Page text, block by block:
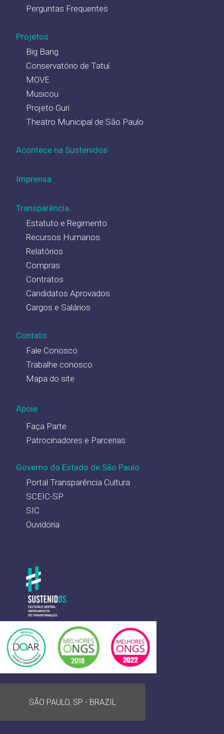
Perguntas Frequentes
Projetos
Big Bang
Conservatório de Tatuí
MOVE
Musicou
Projeto Guri
Theatro Municipal de São Paulo
Acontece na Sustenidos
Imprensa
Transparência
Estatuto e Regimento
Recursos Humanos
Relatórios
Compras
Contratos
Candidatos Aprovados
Cargos e Salários
Contato
Fale Conosco
Trabalhe conosco
Mapa do site
Apoie
Faça Parte
Patrocinadores e Parcerias
Governo do Estado de São Paulo
Portal Transparência Cultura
SCEIC-SP
SIC
Ouvidoria
SÃO PAULO, SP - BRAZIL